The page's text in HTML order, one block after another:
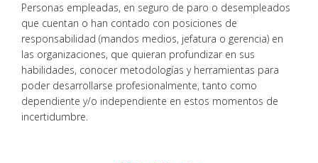
Personas empleadas, en seguro de paro o desempleados
que cuentan o han contado con posiciones de
responsabilidad (mandos medios, jefatura o gerencia) en
las organizaciones, que quieran profundizar en sus
habilidades, conocer metodologías y herramientas para
poder desarrollarse profesionalmente, tanto como
dependiente y/o independiente en estos momentos de
incertidumbre.